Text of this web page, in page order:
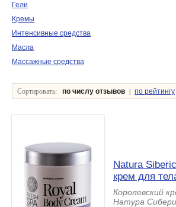
Гели
Кремы
Интенсивные средства
Масла
Массажные средства
Сортировать: по числу отзывов | по рейтингу
Natura
крем для
Королевский
Натура